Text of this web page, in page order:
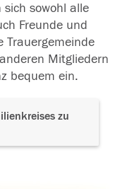
sowohl alle
Freunde und
Trauergemeinde
Mitgliedern
bequem ein.
zu